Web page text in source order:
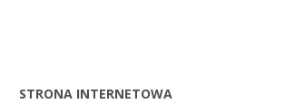
STRONA INTERNETOWA